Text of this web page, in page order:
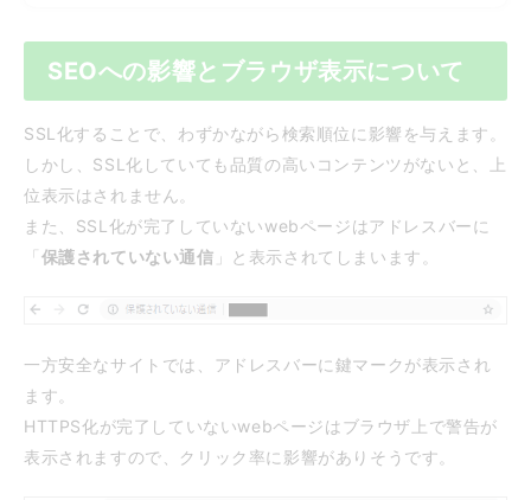
SEOへの影響とブラウザ表示について
SSL化することで、わずかながら検索順位に影響を与えます。
しかし、SSL化していても品質の高いコンテンツがないと、上
位表示はされません。
また、SSL化が完了していないwebページはアドレスバーに
「 保護されていない通信 」と表示されてしまいます。
一方安全なサイトでは、アドレスバーに鍵マークが表示され
ます。
HTTPS化が完了していないwebページはブラウザ上で警告が
表示されますので、クリック率に影響がありそうです。